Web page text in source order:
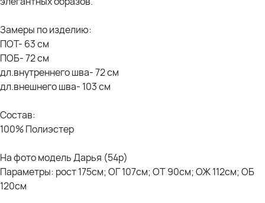
Замеры по изделию:
ПОТ- 63 см
ПОБ- 72 см
дл.внутреннего шва- 72 см
дл.внешнего шва- 103 см
Состав:
100% Полиэстер
На фото модель Дарья (54р)
Параметры: рост 175см; ОГ 107см; ОТ 90см; ОЖ 112см; ОБ
120см